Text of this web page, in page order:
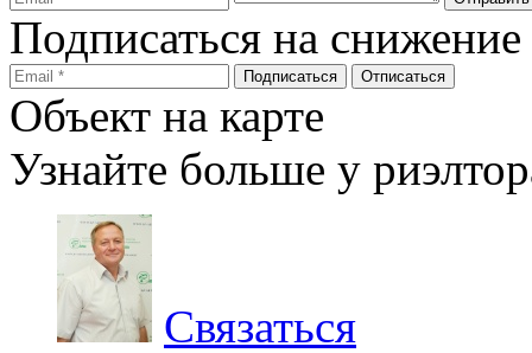
Подписаться на
Объект на карте
Узнайте больше у
Связаться